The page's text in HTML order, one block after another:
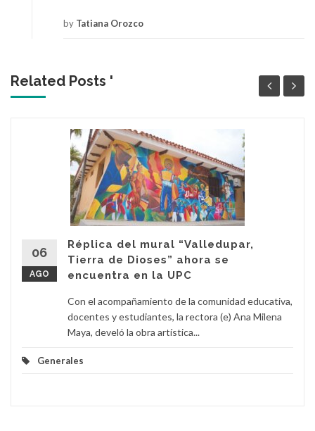
by Tatiana Orozco
Related Posts '
06
AGO
Réplica del mural “Valledupar,
Tierra de Dioses” ahora se
encuentra en la UPC
Con el acompañamiento de la comunidad educativa,
docentes y estudiantes, la rectora (e) Ana Milena
Maya, develó la obra artística...
Generales